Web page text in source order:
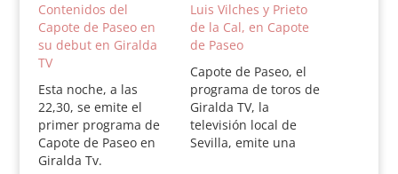
Contenidos del
Capote de Paseo en
su debut en Giralda
TV
Esta noche, a las
22,30, se emite el
primer programa de
Capote de Paseo en
Giralda Tv.
Luis Vilches y Prieto
de la Cal, en Capote
de Paseo
Capote de Paseo, el
programa de toros de
Giralda TV, la
televisión local de
Sevilla, emite una